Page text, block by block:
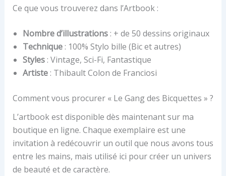
Ce que vous trouverez dans l’Artbook :
Nombre d’illustrations: + de 50 dessins originaux
Technique: 100% Stylo bille (Bic et autres)
Styles: Vintage, Sci-Fi, Fantastique
Artiste: Thibault Colon de Franciosi
Comment vous procurer « Le Gang des Bicquettes » ?
L’artbook est disponible dès maintenant sur ma
boutique en ligne. Chaque exemplaire est une
invitation à redécouvrir un outil que nous avons tous
entre les mains, mais utilisé ici pour créer un univers
de beauté et de caractère.